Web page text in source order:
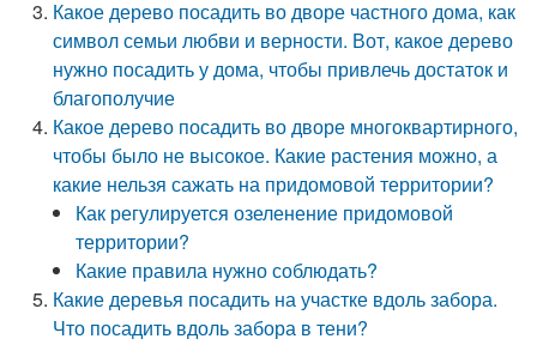
Какое дерево посадить во дворе частного дома, как
символ семьи любви и верности. Вот, какое дерево
нужно посадить у дома, чтобы привлечь достаток и
благополучие
Какое дерево посадить во дворе многоквартирного,
чтобы было не высокое. Какие растения можно, а
какие нельзя сажать на придомовой территории?
Как регулируется озеленение придомовой
территории?
Какие правила нужно соблюдать?
Какие деревья посадить на участке вдоль забора.
Что посадить вдоль забора в тени?